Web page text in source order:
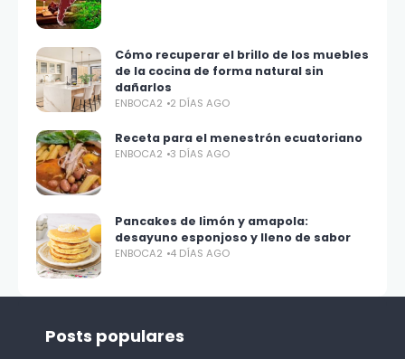
Cómo recuperar el brillo de los muebles
de la cocina de forma natural sin
dañarlos
ENBOCA2 2 DÍAS AGO
Receta para el menestrón ecuatoriano
ENBOCA2 3 DÍAS AGO
Pancakes de limón y amapola:
desayuno esponjoso y lleno de sabor
ENBOCA2 4 DÍAS AGO
Posts populares